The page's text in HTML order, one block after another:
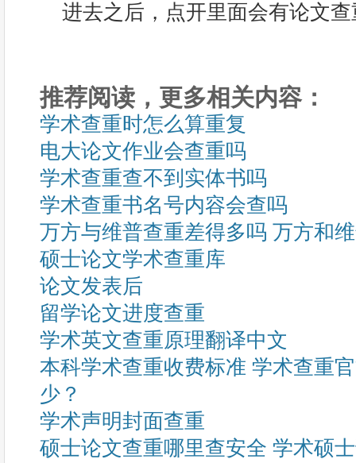
进去之后，点开里面会有论文
推荐阅读，更多相关内容：
学术查重时怎么算重复
电大论文作业会查重吗
学术查重查不到实体书吗
学术查重书名号内容会查吗
万方与维普查重差得多吗 万方和
硕士论文学术查重库
论文发表后
留学论文进度查重
学术英文查重原理翻译中文
本科学术查重收费标准 学术查重
少？
学术声明封面查重
硕士论文查重哪里查安全 学术硕